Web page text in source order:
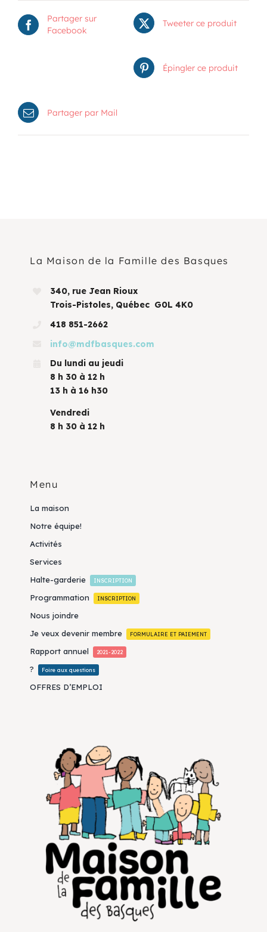
Partager sur
Facebook
Tweeter ce produit
Épingler ce produit
Partager par Mail
La Maison de la Famille des Basques
340, rue Jean Rioux
Trois-Pistoles, Québec G0L 4K0
418 851-2662
info@mdfbasques.com
Du lundi au jeudi
8 h 30 à 12 h
13 h à 16 h30
Vendredi
8 h 30 à 12 h
Menu
La maison
Notre équipe!
Activités
Services
Halte-garderie
INSCRIPTION
Programmation INSCRIPTION
Nous joindre
Je veux devenir membre
FORMULAIRE ET PAIEMENT
Rapport annuel 2021-2022
? Foire aux questions
OFFRES D’EMPLOI